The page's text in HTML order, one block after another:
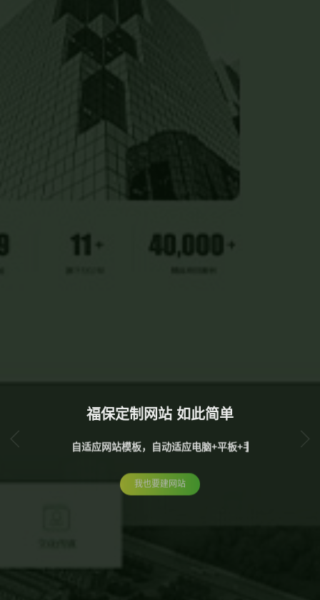
福保定制网站 如此简单
全场景网站模板提供选择，视化自由设计，个性化定制，一
我也要建网站